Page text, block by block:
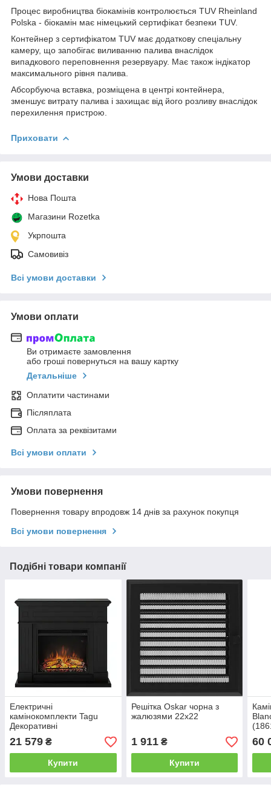
Процес виробництва біокамінів контролюється TUV Rheinland
Polska - біокамін має німецький сертифікат безпеки TUV.
Контейнер з сертифікатом TUV має додаткову спеціальну
камеру, що запобігає виливанню палива внаслідок
випадкового переповнення резервуару. Має також індікатор
максимального рівня палива.
Абсорбуюча вставка, розміщена в центрі контейнера,
зменшує витрату палива і захищає від його розливу внаслідок
перехилення пристрою.
Приховати
Умови доставки
Нова Пошта
Магазини Rozetka
Укрпошта
Самовивіз
Всі умови доставки
Умови оплати
Ви отримаєте замовлення
або гроші повернуться на вашу картку
Детальніше
Оплатити частинами
Післяплата
Оплата за реквізитами
Всі умови оплати
Умови повернення
Повернення товару впродовж 14 днів за рахунок покупця
Всі умови повернення
Подібні товари компанії
Електричні
камінокомплекти Tagu
Декоративні
електрокаміни з порталом
Larsen чорний
Камінокомплект
21 579 ₴
Купити
Решітка Oskar чорна з
жалюзями 22x22
1 911₴
Купити
60